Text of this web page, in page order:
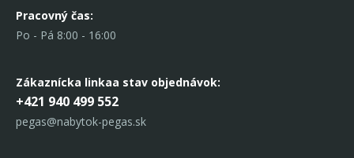
Pracovný čas:
Po - Pá 8:00 - 16:00
Zákaznícka linkaa stav objednávok:
+421 940 499 552
pegas@nabytok-pegas.sk